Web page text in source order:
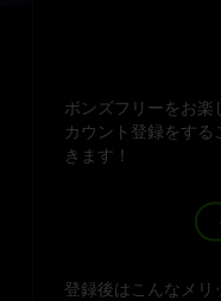
ボンズフリーをお楽
カウント登録をす
きます！
登録後はこんなメリ